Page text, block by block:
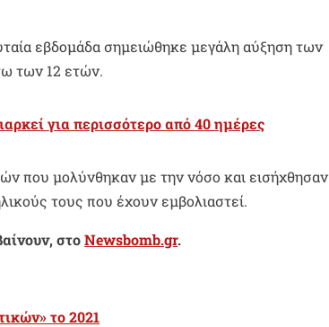
εβδομάδα σημειώθηκε μεγάλη αύξηση των
των 12 ετών.
για περισσότερο από 40 ημέρες
που μολύνθηκαν με την νόσο και εισήχθησαν
τους που έχουν εμβολιαστεί.
στοNewsbomb.gr.
το 2021